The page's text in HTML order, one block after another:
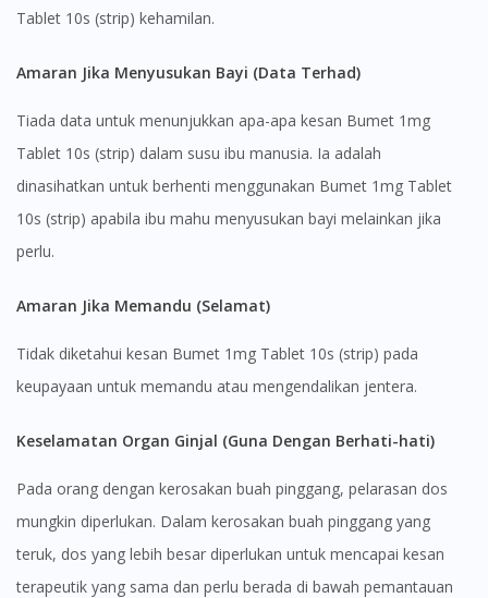
You seem to be shopping from Singapore
site.
To serve you better, would you like to head over to
DoctorOnCall Singapore?
No, please do not redirect me
Tablet 10s (strip) kehamilan.
Amaran Jika Menyusukan Bayi (Data Terhad)
Tiada data untuk menunjukkan apa-apa kesan Bumet 1mg
Tablet 10s (strip) dalam susu ibu manusia. Ia adalah
dinasihatkan untuk berhenti menggunakan Bumet 1mg Tablet
10s (strip) apabila ibu mahu menyusukan bayi melainkan jika
perlu.
Amaran Jika Memandu (Selamat)
Tidak diketahui kesan Bumet 1mg Tablet 10s (strip) pada
keupayaan untuk memandu atau mengendalikan jentera.
Keselamatan Organ Ginjal (Guna Dengan Berhati-hati)
Pada orang dengan kerosakan buah pinggang, pelarasan dos
mungkin diperlukan. Dalam kerosakan buah pinggang yang
teruk, dos yang lebih besar diperlukan untuk mencapai kesan
terapeutik yang sama dan perlu berada di bawah pemantauan